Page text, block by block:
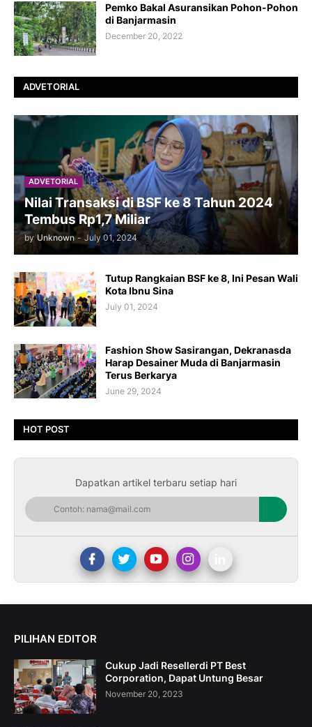
Pemko Bakal Asuransikan Pohon-Pohon
di Banjarmasin
December 20, 2022
ADVETORIAL
ADVETORIAL
Nilai Transaksi di BSF ke 8 Tahun 2024
Tembus Rp1,7 Miliar
by Unknown - July 01, 2024
Tutup Rangkaian BSF ke 8, Ini Pesan Wali
Kota Ibnu Sina
July 01, 2024
Fashion Show Sasirangan, Dekranasda
Harap Desainer Muda di Banjarmasin
Terus Berkarya
June 29, 2024
HOT POST
Dapatkan artikel terbaru setiap hari
PILIHAN EDITOR
Cukup Jadi Resellerdi PT Best
Corporation, Dapat Untung Besar
November 20, 2023